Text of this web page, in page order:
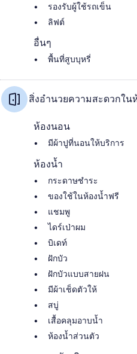
รองรับผู้ใช้รถเข็น
ลิฟต์
อื่นๆ
พื้นที่สูบบุหรี่
สิ่งอำนวยความสะดวกใน
ห้องนอน
มีผ้าปูที่นอนให้บริการ
ห้องน้ำ
กระดาษชำระ
ของใช้ในห้องน้ำฟรี
แชมพู
ไดร์เป่าผม
บิเดท์
ฝักบัว
ฝักบัวแบบสายฝน
มีผ้าเช็ดตัวให้
สบู่
เสื้อคลุมอาบน้ำ
ห้องน้ำส่วนตัว